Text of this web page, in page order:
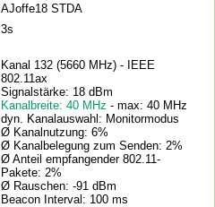
AJoffe18 STDA
3s
Kanal 132 (5660 MHz) - IEEE
802.11ax
Signalstärke: 18 dBm
Kanalbreite: 40 MHz- max: 40 MHz
dyn. Kanalauswahl: Monitormodus
Ø Kanalnutzung: 6%
Ø Kanalbelegung zum Senden: 2%
Ø Anteil empfangender 802.11-
Pakete: 2%
Ø Rauschen: -91 dBm
Beacon Interval: 100 ms